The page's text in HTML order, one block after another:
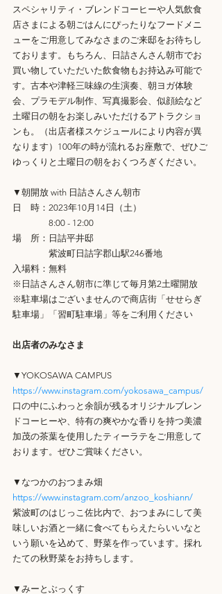
スペシャリティ・ブレンドコーヒーや人気飲食
店さまによる朝ごはんにぴったりなフードメニ
ューをご用意してみなさまのご来邸をお待ちし
ております。もちろん、日詰さんさん朝市でお
買い物していただいた飲食物もお持込み可能で
す。古本や津軽三味線の生演奏、朝ヨガ体験
会、プラモデル制作、写真撮影会、似顔絵など
土曜日の朝をお楽しみいただけるアトラクショ
ンも。（出店者様スケジュールにより内容が異
なります）100年の時が流れるお座敷で、ぜひご
ゆっくりと土曜日の朝をおくつろぎください。
▼朝開放 with 日詰さんさん朝市
日　時：2023年10月14日（土）
8:00 - 12:00
場　所：日詰平井邸
紫波町日詰字郡山駅246番地
入場料：無料
※日詰さんさん朝市に準じて毎月第2土曜開放
※駐車場はございませんので商店街「せせらぎ
駐車場」「習町駐車場」等をご利用ください
出店者のみなさま
▼YOKOSAWA CAMPUS
https://www.instagram.com/yokosawa_campus/
口の中にふわっと余韻が残るオリジナルブレン
ドコーヒーや、特有の爽やかな香りを持つ美濃
加茂の茶葉を使用したティーラテをご用意して
おります。ぜひご賞味ください。
▼なつかのおつまみ畑
https://www.instagram.com/anzoo_koshiann/
紫波町のはじっこ佐比内で、おつまみにして美
味しいお酒と一緒に食べてもらえたらいいなと
いう願いを込めて、野菜を作っています。採れ
たての秋野菜をお持ちします。
▼みーとぶっくす